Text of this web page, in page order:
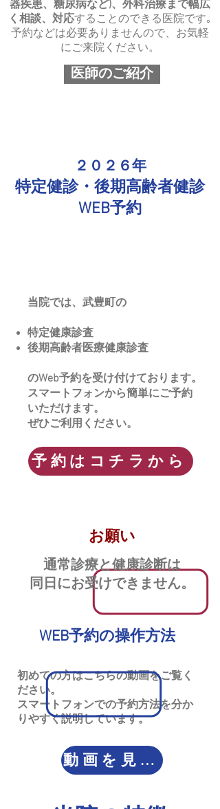
器疾患、糖尿病など)、外科治療まで幅広
く相談、対応することのできる医院です｡
予約などは必要ありませんので、お気軽
にご来院ください。
医師のご紹介
２０２６年
特定健診・後期高齢者健診​
WEB予約
当院では、武豊町の
特定健康診査
後期高齢者医療健康診査
のWeb予約を受け付けております。
スマートフォンから簡単にご予約
いただけます。
ぜひご利用ください。​
予約はコチラから
​通常診療と健康診断は
同日にお受けできません。
お願い
初めての方はこちらの動画をご覧く
ださい。
スマートフォンでの予約方法を分か
りやすく説明しています。
WEB予約の操作方法
動画を見る